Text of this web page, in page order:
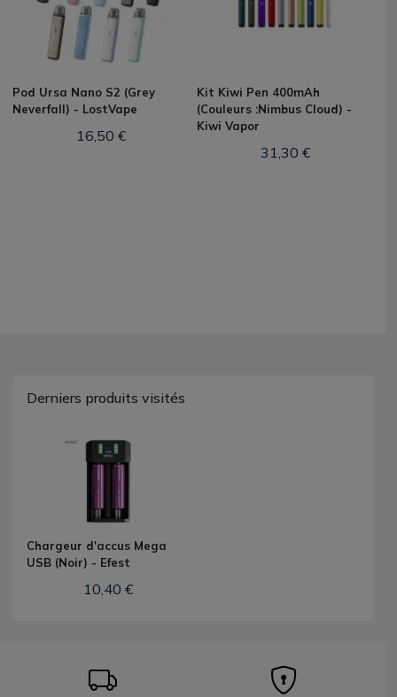
Pod Ursa Nano S2 (Grey
Neverfall) - LostVape
16,50 €
Kit Kiwi Pen 400mAh
(Couleurs :Nimbus Cloud) -
Kiwi Vapor
31,30 €
Derniers produits visités
Chargeur d'accus Mega
USB (Noir) - Efest
10,40 €